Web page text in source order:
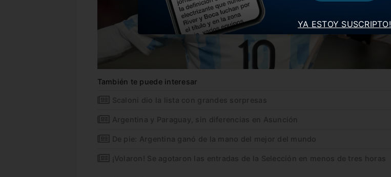
También te puede interesar
Scaloni dio la lista con grandes sorpresas
Argentina y Paraguay, sin diferencias en Asunción
De pie: Argentina ganó de la mano del mejor del mundo
¡Volaron! Se agotaron las entradas de la Selección en menos de tres horas
YA ESTOY SUSCRIPTO!